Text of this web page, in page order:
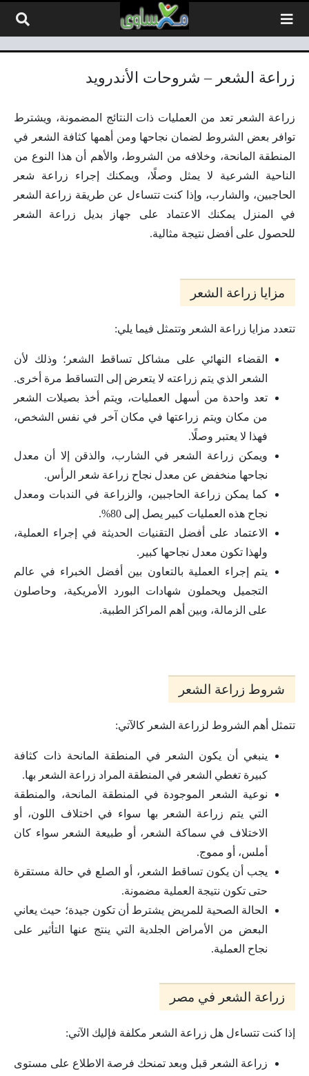
زراعة الشعر – شروحات الأندرويد
زراعة الشعر تعد من العمليات ذات النتائج المضمونة، ويشترط
توافر بعض الشروط لضمان نجاحها ومن أهمها كثافة الشعر في
المنطقة المانحة، وخلافه من الشروط، والأهم أن هذا النوع من
الناحية الشرعية لا يمثل وصلًا، ويمكنك إجراء زراعة شعر
الحاجبين، والشارب، وإذا كنت تتساءل عن طريقة زراعة الشعر
في المنزل يمكنك الاعتماد على جهاز بديل زراعة الشعر
للحصول على أفضل نتيجة مثالية.
مزايا زراعة الشعر
تتعدد مزايا زراعة الشعر وتتمثل فيما يلي:
القضاء النهائي على مشاكل تساقط الشعر؛ وذلك لأن
الشعر الذي يتم زراعته لا يتعرض إلى التساقط مرة أخرى.
تعد واحدة من أسهل العمليات، ويتم أخذ بصيلات الشعر
من مكان ويتم زراعتها في مكان آخر في نفس الشخص،
فهذا لا يعتبر وصلًا.
ويمكن زراعة الشعر في الشارب، والذقن إلا أن معدل
نجاحها منخفض عن معدل نجاح زراعة شعر الرأس.
كما يمكن زراعة الحاجبين، والزراعة في الندبات ومعدل
نجاح هذه العمليات كبير يصل إلى 80%.
الاعتماد على أفضل التقنيات الحديثة في إجراء العملية،
ولهذا تكون معدل نجاحها كبير.
يتم إجراء العملية بالتعاون بين أفضل الخبراء في عالم
التجميل ويحملون شهادات البورد الأمريكية، وحاصلون
على الزمالة، وبين أهم المراكز الطبية.
شروط زراعة الشعر
تتمثل أهم الشروط لزراعة الشعر كالآتي:
ينبغي أن يكون الشعر في المنطقة المانحة ذات كثافة
كبيرة تغطي الشعر في المنطقة المراد زراعة الشعر بها.
نوعية الشعر الموجودة في المنطقة المانحة، والمنطقة
التي يتم زراعة الشعر بها سواء في اختلاف اللون، أو
الاختلاف في سماكة الشعر، أو طبيعة الشعر سواء كان
أملس، أو مموج.
يجب أن يكون تساقط الشعر، أو الصلع في حالة مستقرة
حتى تكون نتيجة العملية مضمونة.
الحالة الصحية للمريض يشترط أن تكون جيدة؛ حيث يعاني
البعض من الأمراض الجلدية التي ينتج عنها التأثير على
نجاح العملية.
زراعة الشعر في مصر
إذا كنت تتساءل هل زراعة الشعر مكلفة فإليك الآتي:
زراعة الشعر قبل وبعد تمنحك فرصة الاطلاع على مستوى